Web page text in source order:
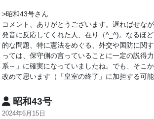
>昭和43号さん
コメント、ありがとうございます。遅ればせな
発音に反応してくれた人、在り（^_^)。なるほ
的な問題、特に憲法をめぐる、外交や国防に関
っては、保守側の言っていることに一定の説得
系～」に確実になっていましたね。でも、そこ
改めて思います（「皇室の終了」に加担する可能
昭和43号
2024年6月15日